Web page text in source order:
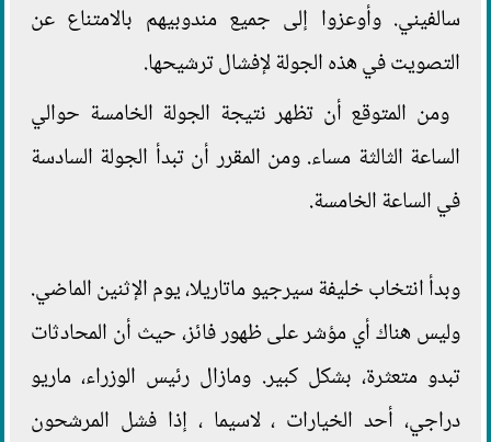
سالفيني. وأوعزوا إلى جميع مندوبيهم بالامتناع عن
التصويت في هذه الجولة لإفشال ترشيحها.
ومن المتوقع أن تظهر نتيجة الجولة الخامسة حوالي
الساعة الثالثة مساء. ومن المقرر أن تبدأ الجولة السادسة
في الساعة الخامسة.
وبدأ انتخاب خليفة سيرجيو ماتاريلا، يوم الإثنين الماضي.
وليس هناك أي مؤشر على ظهور فائز، حيث أن المحادثات
تبدو متعثرة، بشكل كبير. ومازال رئيس الوزراء، ماريو
دراجي، أحد الخيارات ، لاسيما ، إذا فشل المرشحون